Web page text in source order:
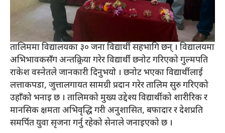
तालिममा विद्यालयका ३० जना विद्यार्थी सहभागि छन् । विद्यालयमा
अभिभावकसँग अन्तक्र्रिया गरेर विद्यार्थी छनोट गरिएको गुल्मपति
राकेश वस्नेतले जानकारी दिनुभयो । छनोट भएका विद्यार्थीलाई
लत्ताकपडा, जुत्तालगायत सामग्री प्रदान गरेर तालिम सुरु गरिएको
उहाँको भनाइ छ । तालिमको मुख्य उद्देश्य विद्यार्थीको शारीरिक र
मानसिक क्षमता अभिवृद्धि गरी अनुशासित, बफादार र देशप्रति
समर्पित युवा सृजना गर्नु रहेको सेनाले जनाइएको छ ।